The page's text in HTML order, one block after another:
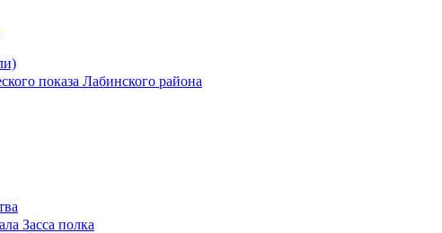
показа Лабинского района
Засса полка